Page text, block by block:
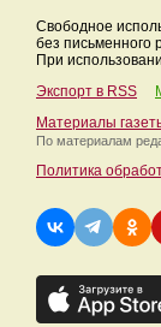
Свободное
без письменного
При
Экспорт в RSS
Материалы
По материалам
Политика